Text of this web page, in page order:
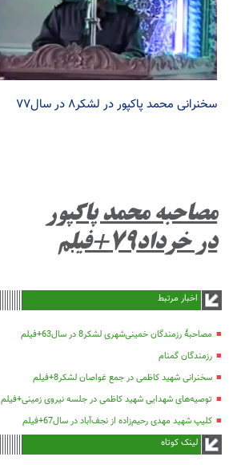
سخنرانی محمد پاکپور در لشکر۸ در سال۷۷
مصاحبه محمد پاکپور
در خرداد79+فیلم
اخبار مرتبط
مصاحبۀ رزمندگان خمینی‌شهری لشکر8 در سال63+فیلم
رزمندگان گمنام
سخنرانی شهید کاظمی در جمع غواصان لشکر8+فیلم
توصیه‌های شهدایی شهید کاظمی در جلسه نیروی زمینی+فیلم
کلیپ شهید مهدی رحیم‌زاده از نجف‌آباد در سال67+فیلم
لینک کوتاه